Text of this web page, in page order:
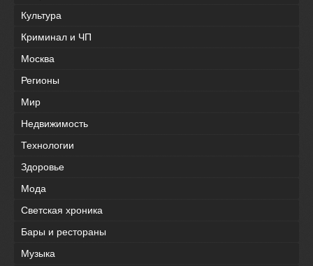
Культура
Криминал и ЧП
Москва
Регионы
Мир
Недвижимость
Технологии
Здоровье
Мода
Светская хроника
Бары и рестораны
Музыка